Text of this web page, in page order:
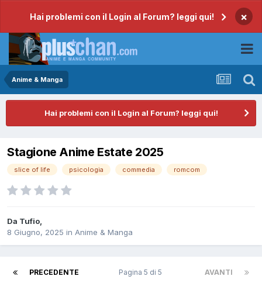
Hai problemi con il Login al Forum? leggi qui! ×
Anime & Manga
Hai problemi con il Login al Forum? leggi qui!
Stagione Anime Estate 2025
slice of life psicologia commedia romcom
Da Tufio,
8 Giugno, 2025 in Anime & Manga
PRECEDENTE AVANTI
Pagina 5 di 5